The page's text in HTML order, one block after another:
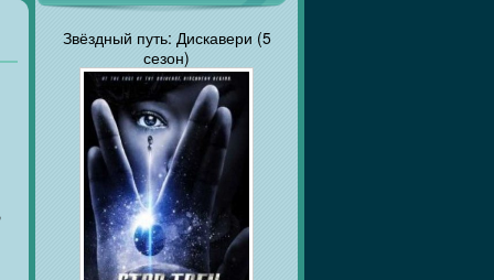
Звёздный путь: Дискавери (5
сезон)